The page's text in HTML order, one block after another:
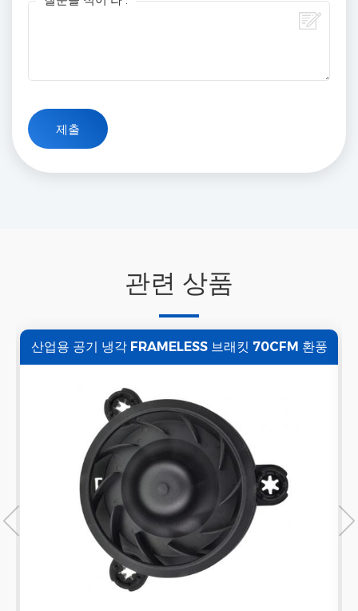
관련 상품
산업용 공기 냉각 FRAMELESS 브래킷 70CFM 환풍